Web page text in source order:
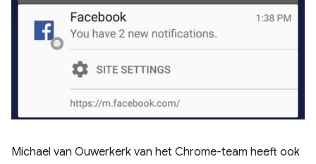
Michael van Ouwerkerk van het Chrome-team heeft ook